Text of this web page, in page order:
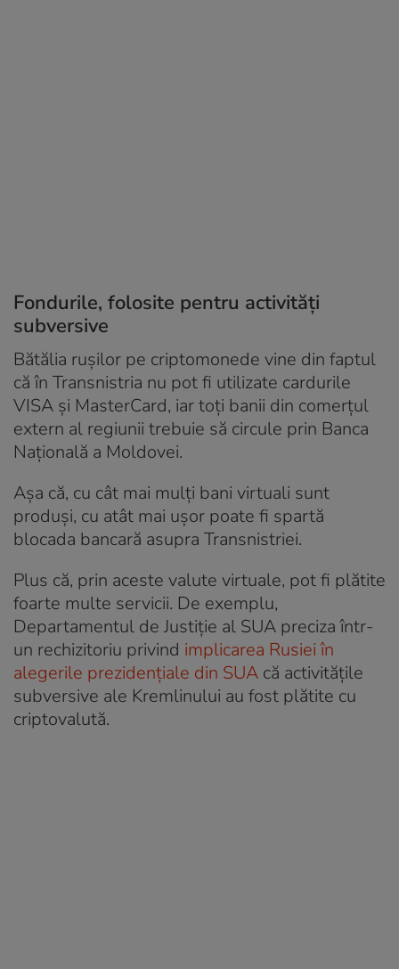
Fondurile, folosite pentru activități
subversive
Bătălia rușilor pe criptomonede vine din faptul
că în Transnistria nu pot fi utilizate cardurile
VISA și MasterCard, iar toți banii din comerțul
extern al regiunii trebuie să circule prin Banca
Națională a Moldovei.
Așa că, cu cât mai mulți bani virtuali sunt
produși, cu atât mai ușor poate fi spartă
blocada bancară asupra Transnistriei.
Plus că, prin aceste valute virtuale, pot fi plătite
foarte multe servicii. De exemplu,
Departamentul de Justiție al SUA preciza într-
un rechizitoriu privind implicarea Rusiei în
alegerile prezidențiale din SUA că activitățile
subversive ale Kremlinului au fost plătite cu
criptovalută.